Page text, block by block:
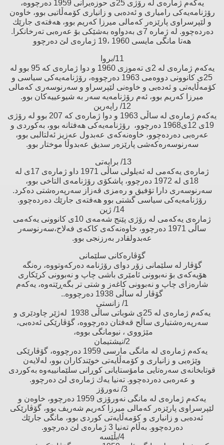
یەكەم ژمارەی لە رۆژی 25ی حوزەیرانی 1959 دەرچووە،
رۆژنامەیەكی رامیاری و ئەدەبی و زانیاری كۆمەڵاتیی بوو، خاوەن
و لێپرسراوی پارێزەر كەمالی میرزا كەریم بوو، هەفتەی جارێك
دەردەچوو. لە ژمارە 7ی بەدواوە بەشێكی بۆ عەرەبی تەرخانكرا.
هەتا مانگی مایسی 1960 ،19 ژمارەی لێ‌ دەرچوو
11/بروا
یەكەم ژمارەی لە 2ی تەموزی 1960 و دوا ژمارەی كە 95 بوو لە
25ی كانوونی دووەمی 1963 دەرچووە، رۆژنامەیەكی سیاسی و
كۆمەڵایەتی و ئەدەبی و خاوەنی لێپرسراو و سەرنوسەری كەمالی
میرزا كەریم بوو، ئەم رۆژنامەیە سەر بە شیوعییەكان بوو.
12/ راپەرین
یەكەم ژمارەی لە ساڵی 1963 و دوا ژمارەی كە 207 بوو لە رۆژی
19ی 12ی1968 دەرچوو، رۆژنامەیەكی هەفتانە بوو، بەكوردی و
عەرەبی دەردەچوو، خاوەنەكەی عەبدول عەزیز ئەلتالبی بوو،
سەرنوسەرەكەشی پارێزەر سدیق عەبدوڵا موختار بوو.
13/ برایەتی
ژمارەی یەكەمی لە ئەیلولی ساڵی 1971 داو ژمارەی 17ی لە
18ی لە 1972 دەرچوو، پاشكۆی رۆژنامەی التاخی بوو،
سەرنوسەری دارا تۆفیق و رەمزی قەزاز سەرپەرەشتی دەكرد.
رۆژنامەیەكی سیاسی گشتی بوو هەفتەی جارێك دەردەچوو.
14/ ژین
ژمارەی یەكەمی لە رۆژی پێنج شەمەی 10ی كانوونی یەكەمی
ساڵی 1971 دەرچوو، خاوەنەكەی كاكەی فەلاح،سەرنوسەر
عەبدولقادر بەرزنجی بوو.
گۆڤارەكانی سلێمانی
گۆڤار لە سلێمانی زۆر دوای رۆژنامە دەركەوتووە، رەنگە
هۆیەكەی بۆ نەبوونی ئامێری باشی چاپ و نەبوونی كرێكاری
شارەزای چاپ و نەبوونی كاغەز و شتی تر بگەڕێتەوە، یەكەم
گۆڤار لە ساڵی 1938 دەرچووە..
1/ زانستی
یەكەم ژمارەی لە 25ی شوباتی ساڵی 1938 لەژێر چاودێری و
سەرپەرەشتیاری ساڵح قەفتان دەرچووە، گۆڤارێكی ئەدەبی،
مێژووی ، نیومانگی بووە،
2/نیشتیمان
یەكەم ژمارەی لە مانگی مارسی 1959 دەرچووە، گۆڤارێكی
وێژەیی و زانیاری و كۆمەڵایەتی خوێندكاران بوو، لەلایەن
قوتابخانەی سەرەتایی مامۆستایانی كوڕانی سلێمانییەوە بەكوردی
و عەرەبی دەردەچوو. تەنیا یەك ژمارەی لێ‌ دەرچوو.
3/ نەورۆز
یەكەم ژمارەی لە مانگی نەورۆزی 1959 دەرچوو، خاوەن و
لێپرسراوی پارێزەر كەمالی میرزا كەریم شەریف بوو، گۆڤارێكی
ئەدەبی و زانیاری و كۆمەڵایەتی كوردی بوو، مانگی جارێك
دەردەچوو. بەڵام تەنیا 3 ژمارەی لێ‌ دەرچوو.
4/بڵێسە